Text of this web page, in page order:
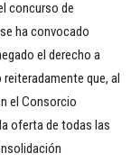
concurso de
ha convocado
el derecho a
que, al
el Consorcio
oferta de todas las